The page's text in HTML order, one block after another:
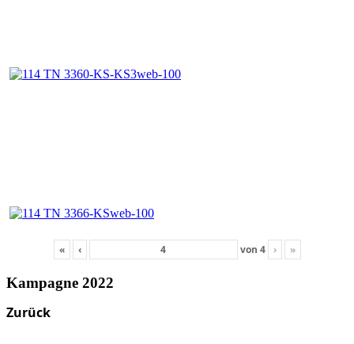
« ‹ von 4 › »
Kampagne 2022
Zurück